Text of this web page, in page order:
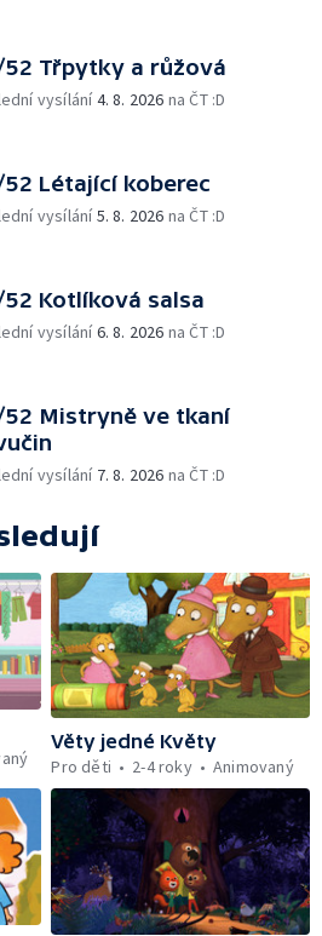
Třpytky a růžová
vysílání4. 8. 2026 na ČT :D
Létající koberec
vysílání5. 8. 2026 na ČT :D
Kotlíková salsa
vysílání6. 8. 2026 na ČT :D
52 Mistryně ve tkaní
vysílání 7. 8. 2026 na ČT :D
Věty jedné Květy
Pro děti
2-4 roky Animovaný